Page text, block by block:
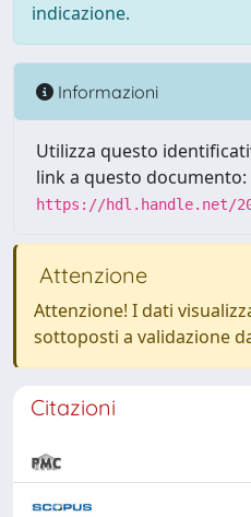
indicazione.
Informazioni
Utilizza questo
link a questo documento:
https://hdl.handle.net/
Attenzione
Attenzione! I dati
sottoposti a validazione
Citazioni